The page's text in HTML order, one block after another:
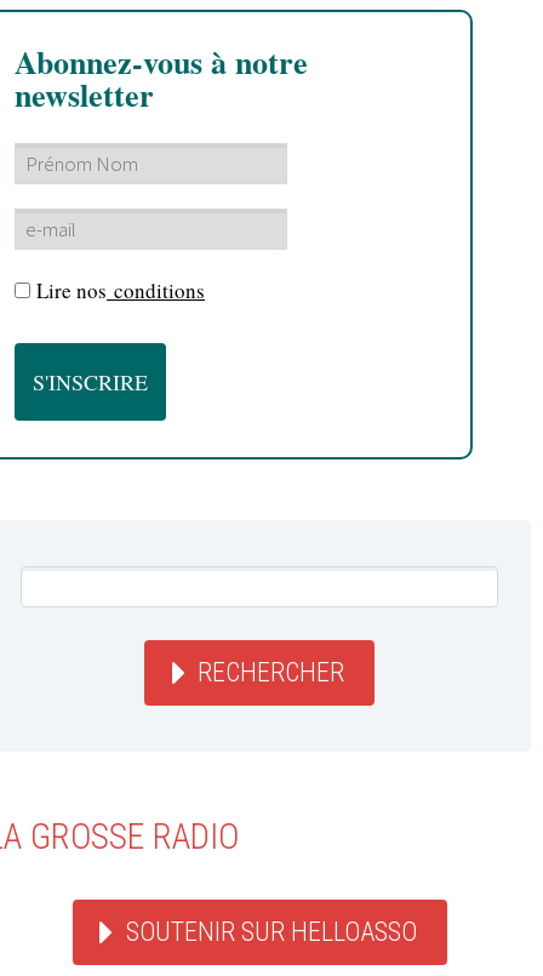
Abonnez-vous à notre
newsletter
Lire nos conditions
RECHERCHER
GROSSE RADIO
SOUTENIR SUR HELLOASSO